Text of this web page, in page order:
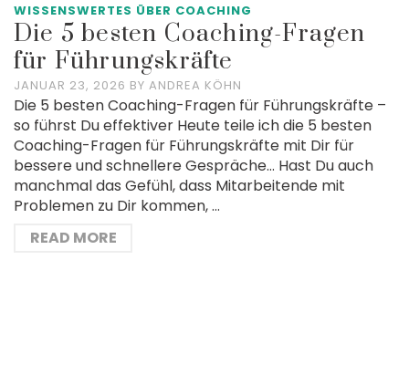
WISSENSWERTES ÜBER COACHING
Die 5 besten Coaching-Fragen
für Führungskräfte
JANUAR 23, 2026 BY ANDREA KÖHN
Die 5 besten Coaching-Fragen für Führungskräfte –
so führst Du effektiver Heute teile ich die 5 besten
Coaching-Fragen für Führungskräfte mit Dir für
bessere und schnellere Gespräche… Hast Du auch
manchmal das Gefühl, dass Mitarbeitende mit
Problemen zu Dir kommen, …
READ MORE